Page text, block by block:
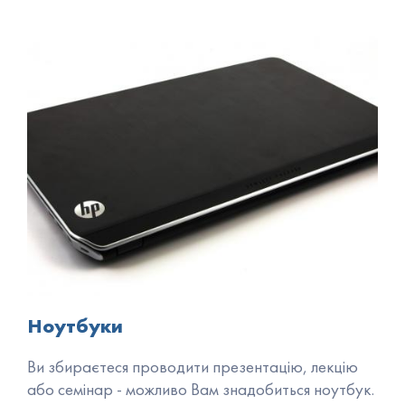
Ноутбуки
Ви збираєтеся проводити презентацію, лекцію
або семінар - можливо Вам знадобиться ноутбук.